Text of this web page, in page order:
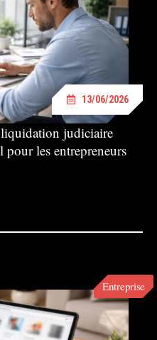
13/06/2026
liquidation judiciaire
les entrepreneurs
Entreprise